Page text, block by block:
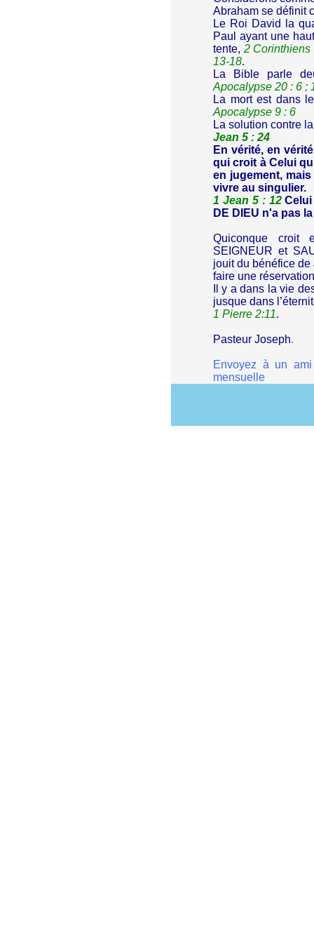
Abraham se définit
Le Roi David la
Paul ayant une
tente, 2 Corinthiens
13-18.
La Bible parle
Apocalypse 20 : 6 ;
La mort est dans
Apocalypse 9 : 6
La solution contre
Jean 5 : 24
En vérité, en
qui croit à Celui
en jugement,
vivre au singulier.
1 Jean 5 : 12Celui
DE DIEU n'a pas
Quiconque croit
SEIGNEUR et
jouit du bénéfice de
faire une
Il y a dans la vie
jusque dans
1 Pierre 2:11.
Pasteur Joseph.
Envoyez à un ami
mensuelle